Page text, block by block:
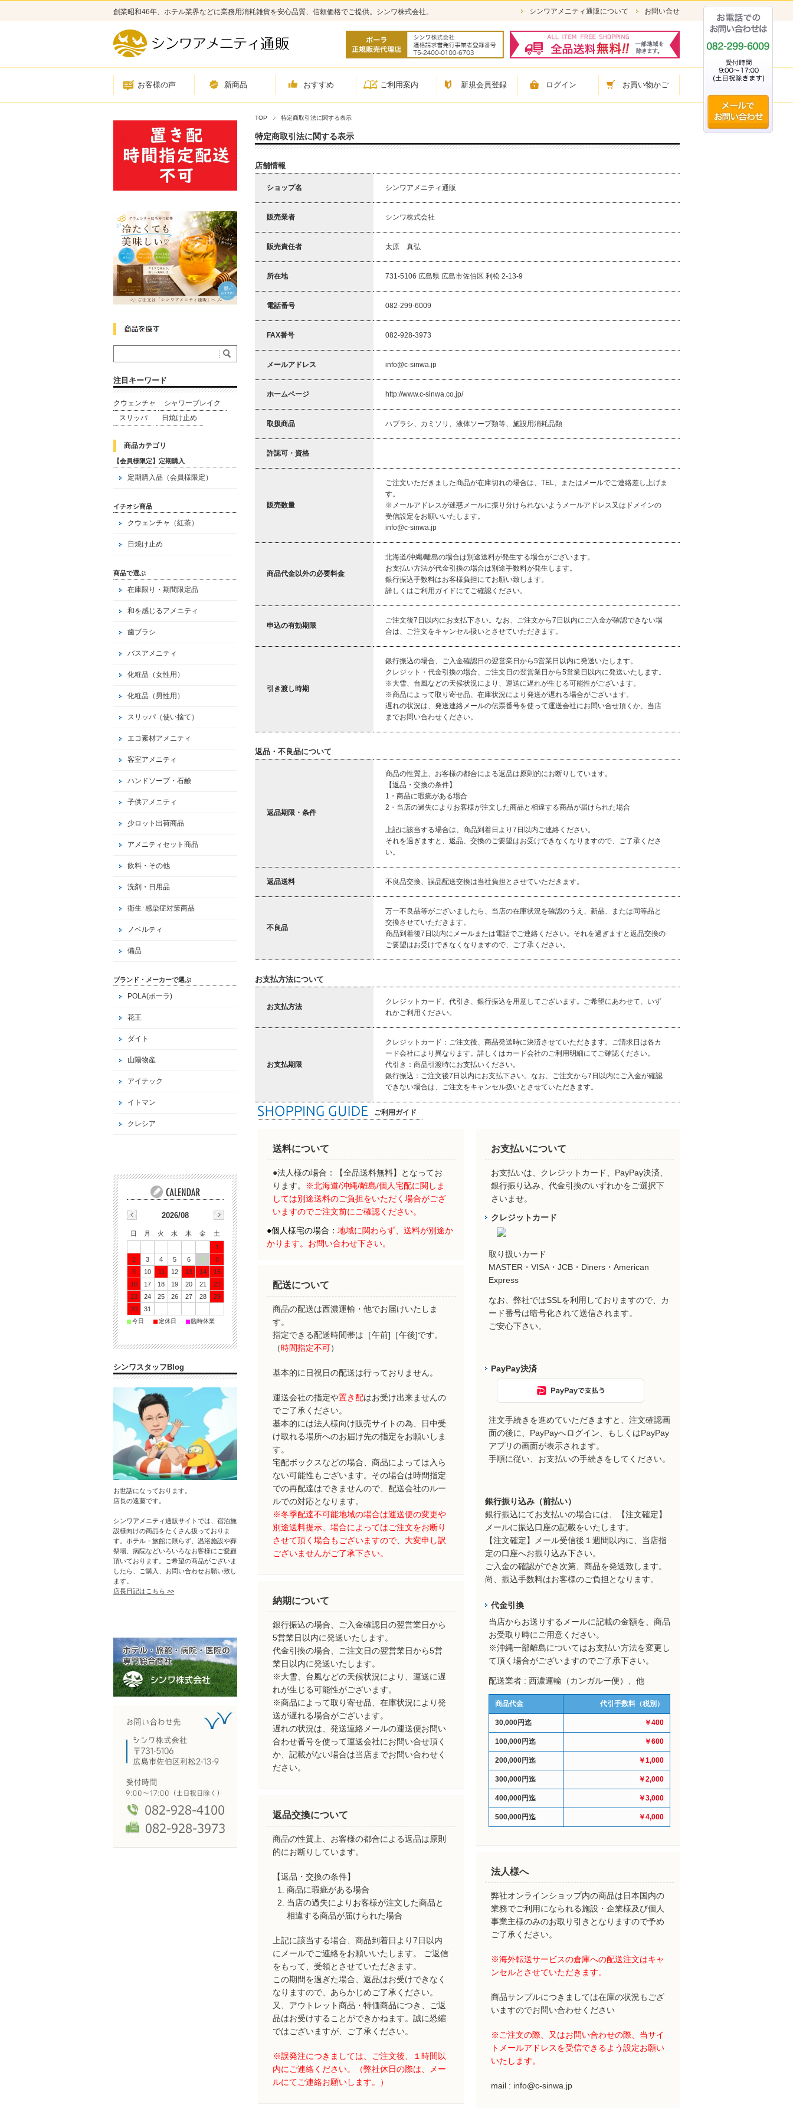
創業昭和46年、ホテル業界などに業務用消耗雑貨を安心品質、信頼価格でご提供。シンワ株式会社。 シンワアメニティ通販について お問い合せ
お客様の声 新商品 おすすめ ご利用案内 新規会員登録 ログイン お買い物かご
TOP 特定商取引法に関する表示
特定商取引法に関する表示
店舗情報
ショップ名 シンワアメニティ通販
販売業者 シンワ株式会社
販売責任者 太原 真弘
所在地 731-5106 広島県 広島市佐伯区 利松 2-13-9
電話番号 082-299-6009
FAX番号 082-928-3973
メールアドレス info@c-sinwa.jp
ホームページ http://www.c-sinwa.co.jp/
取扱商品 ハブラシ、カミソリ、液体ソープ類等、施設用消耗品類
許認可・資格
販売数量
ご注文いただきました商品が在庫切れの場合は、TEL、またはメールでご連絡差し上げま
す。
※メールアドレスが迷惑メールに振り分けられないようメールアドレス又はドメインの
受信設定をお願いいたします。
info@c-sinwa.jp
商品代金以外の必要料金
北海道/沖縄/離島の場合は別途送料が発生する場合がございます。
お支払い方法が代金引換の場合は別途手数料が発生します。
銀行振込手数料はお客様負担にてお願い致します。
詳しくはご利用ガイドにてご確認ください。
申込の有効期限
ご注文後7日以内にお支払下さい。なお、ご注文から7日以内にご入金が確認できない場
合は、ご注文をキャンセル扱いとさせていただきます。
引き渡し時期
銀行振込の場合、ご入金確認日の翌営業日から5営業日以内に発送いたします。
クレジット・代金引換の場合、ご注文日の翌営業日から5営業日以内に発送いたします。
※大雪、台風などの天候状況により、運送に遅れが生じる可能性がございます。
※商品によって取り寄せ品、在庫状況により発送が遅れる場合がございます。
遅れの状況は、発送連絡メールの伝票番号を使って運送会社にお問い合せ頂くか、当店
までお問い合わせください。
返品・不良品について
返品期限・条件
商品の性質上、お客様の都合による返品は原則的にお断りしています。
【返品・交換の条件】
1・商品に瑕疵がある場合
2・当店の過失によりお客様が注文した商品と相違する商品が届けられた場合
上記に該当する場合は、商品到着日より7日以内ご連絡ください。
それを過ぎますと、返品、交換のご要望はお受けできなくなりますので、ご了承くださ
い。
返品送料 不良品交換、誤品配送交換は当社負担とさせていただきます。
不良品
万一不良品等がございましたら、当店の在庫状況を確認のうえ、新品、または同等品と
交換させていただきます。
商品到着後7日以内にメールまたは電話でご連絡ください。それを過ぎますと返品交換の
ご要望はお受けできなくなりますので、ご了承ください。
お支払方法について
お支払方法
クレジットカード、代引き、銀行振込を用意してございます。ご希望にあわせて、いず
れかご利用ください。
お支払期限
クレジットカード：ご注文後、商品発送時に決済させていただきます。ご請求日は各カ
ード会社により異なります。詳しくはカード会社のご利用明細にてご確認ください。
代引き：商品引渡時にお支払いください。
銀行振込：ご注文後7日以内にお支払下さい。なお、ご注文から7日以内にご入金が確認
できない場合は、ご注文をキャンセル扱いとさせていただきます。
ご利用ガイド
送料について
●法人様の場合：【全品送料無料】となってお
ります。
※北海道/沖縄/離島/個人宅配に関しま
しては別途送料のご負担をいただく場合がござ
いますのでご注文前にご確認ください。
●個人様宅の場合： 地域に関わらず、 送料が別途か
かります。お問い合わせ下さい。
配送について
商品の配送は西濃運輸・他でお届けいたしま
す。
指定できる配送時間帯は［午前]［午後]です。
（時間指定不可）
基本的に日祝日の配送は行っておりません。
運送会社の指定や置き配はお受け出来ませんの
でご了承ください。
基本的には法人様向け販売サイトの為、日中受
け取れる場所へのお届け先の指定をお願いしま
す。
宅配ボックスなどの場合、商品によっては入ら
ない可能性もございます。その場合は時間指定
での再配達はできませんので、配送会社のルー
ルでの対応となります。
※冬季配達不可能地域の場合は運送便の変更や
別途送料提示、場合によってはご注文をお断り
させて頂く場合もございますので、大変申し訳
ございませんがご了承下さい。
納期について
銀行振込の場合、ご入金確認日の翌営業日から
5営業日以内に発送いたします。
代金引換の場合、ご注文日の翌営業日から5営
業日以内に発送いたします。
※大雪、台風などの天候状況により、運送に遅
れが生じる可能性がございます。
※商品によって取り寄せ品、在庫状況により発
送が遅れる場合がございます。
遅れの状況は、発送連絡メールの運送便お問い
合わせ番号を使って運送会社にお問い合せ頂く
か、記載がない場合は当店までお問い合わせく
ださい。
返品交換について
商品の性質上、お客様の都合による返品は原則
的にお断りしています。
【返品・交換の条件】
商品に瑕疵がある場合
当店の過失によりお客様が注文した商品と
相違する商品が届けられた場合
上記に該当する場合、商品到着日より7日以内
にメールでご連絡をお願いいたします。 ご返信
をもって、受領とさせていただきます。
この期間を過ぎた場合、返品はお受けできなく
なりますので、あらかじめご了承ください。
又、アウトレット商品・特価商品につき、ご返
品はお受けすることができかねます。誠に恐縮
ではございますが、ご了承ください。
※誤発注につきましては、ご注文後、１時間以
内にご連絡ください。（弊社休日の際は、メー
ルにてご連絡お願いします。）
お支払いについて
お支払いは、クレジットカード、PayPay決済、
銀行振り込み、代金引換のいずれかをご選択下
さいませ。
クレジットカード
取り扱いカード
MASTER・VISA・JCB・Diners・American
Express
なお、弊社ではSSLを利用しておりますので、カ
ード番号は暗号化されて送信されます。
ご安心下さい。
PayPay決済
注文手続きを進めていただきますと、注文確認画
面の後に、PayPayへログイン、もしくはPayPay
アプリの画面が表示されます。
手順に従い、お支払いの手続きをしてください。
銀行振り込み（前払い）
銀行振込にてお支払いの場合には、【注文確定】
メールに振込口座の記載をいたします。
【注文確定】メール受信後１週間以内に、当店指
定の口座へお振り込み下さい。
ご入金の確認ができ次第、商品を発送致します。
尚、振込手数料はお客様のご負担となります。
代金引換
当店からお送りするメールに記載の金額を、商品
お受取り時にご用意ください。
※沖縄一部離島についてはお支払い方法を変更し
て頂く場合がございますのでご了承下さい。
配送業者 : 西濃運輸（カンガルー便）、他
商品代金 代引手数料（税別）
30,000円迄 ￥400
100,000円迄 ￥600
200,000円迄 ￥1,000
300,000円迄 ￥2,000
400,000円迄 ￥3,000
500,000円迄 ￥4,000
法人様へ
弊社オンラインショップ内の商品は日本国内の
業務でご利用になられる施設・企業様及び個人
事業主様のみのお取り引きとなりますので予め
ご了承ください。
※海外転送サービスの倉庫への配送注文はキャ
ンセルとさせていただきます。
商品サンプルにつきましては在庫の状況もござ
いますのでお問い合わせください
※ご注文の際、又はお問い合わせの際、当サイ
トメールアドレスを受信できるよう設定お願い
いたします。
mail : info@c-sinwa.jp
注目キーワード
クウェンチャ
シャワーブレイク
スリッパ
日焼け止め
商品カテゴリ
【会員様限定】定期購入
定期購入品（会員様限定）
イチオシ商品
クウェンチャ（紅茶）
日焼け止め
商品で選ぶ
在庫限り・期間限定品
和を感じるアメニティ
歯ブラシ
バスアメニティ
化粧品（女性用）
化粧品（男性用）
スリッパ（使い捨て）
エコ素材アメニティ
客室アメニティ
ハンドソープ・石鹸
子供アメニティ
少ロット出荷商品
アメニティセット商品
飲料・その他
洗剤・日用品
衛生･感染症対策商品
ノベルティ
備品
ブランド・メーカーで選ぶ
POLA(ポーラ)
花王
ダイト
山陽物産
アイテック
イトマン
クレシア
2026/08
日 月 火 水 木 金
土
1
2
3 4 5 6 7
8
9
10 11 12 13 14
15
16
17 18 19 20 21
22
23
24 25 26 27 28
29
30
31
■今日 ■定休日 ■臨時休業
シンワスタッフBlog
お世話になっております。
店長の遠藤です。
シンワアメニティ通販サイトでは、宿泊施
設様向けの商品をたくさん扱っておりま
す。ホテル・旅館に限らず、温浴施設や葬
祭場、病院などいろいろなお客様にご愛顧
頂いております。ご希望の商品がございま
したら、ご購入、お問い合わせお願い致し
ます。
店長日記はこちら >>